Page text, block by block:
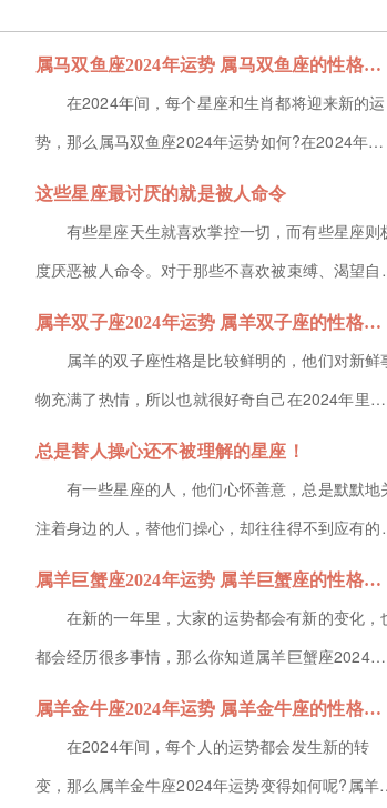
属马双鱼座2024年运势 属马双鱼座的性格特征
在2024年间，每个星座和生肖都将迎来新的运
势，那么属马双鱼座2024年运势如何?在2024年里
属马的双鱼座在事业方面充满着机遇，所有的付出都
能得到认可，可能会迎来事业的巅峰期，那么接下来
就由小编为大家带来属马双鱼座的性格特征的解析，
1、事业运势在20...
这些星座最讨厌的就是被人命令
有些星座天生就喜欢掌控一切，而有些星座则
度厌恶被人命令。对于那些不喜欢被束缚、渴望自
和独立的人来说，命令往往是一种沉重的枷锁。接下
来，让我们深入了解一下五个最不喜欢被人命令的星
座。天秤座天秤座的人追求和谐与平衡，他们擅长通
说是一种破坏和谐的行为。天秤...
属羊双子座2024年运势 属羊双子座的性格特征
属羊的双子座性格是比较鲜明的，他们对新鲜
物充满了热情，所以也就很好奇自己在2024年里的
运势情况，那么你知道属羊双子座2024年运势如何
吗?属羊的双子座在2024年里不仅财运不稳定，在
情方面也会面临很多复杂的局面，接下来小编就为各
过了。属羊双子座20...
总是替人操心还不被理解的星座！
有一些星座的人，他们心怀善意，总是默默地
注着身边的人，替他们操心，却往往得不到应有的
解和感激。他们的善意如同夜空中最亮的星，虽璀璨
却常被忽视，他们就是那些总是替人操心还不被理
的星座。处女座处女座的人心思细腻，善于观察和分
并试图为他们提供最佳的解决方...
属羊巨蟹座2024年运势 属羊巨蟹座的性格特征
在新的一年里，大家的运势都会有新的变化，
都会经历很多事情，那么你知道属羊巨蟹座2024年
运势如何吗?属羊的巨蟹座在2024年里，不仅在事业
上会获得贵人的协助，财运也会变好，存款越来越
多，接下来小编就为各位小伙伴带来属羊巨蟹座的性
属羊金牛座2024年运势 属羊金牛座的性格特征
在2024年间，每个人的运势都会发生新的转
变，那么属羊金牛座2024年运势变得如何呢?属羊